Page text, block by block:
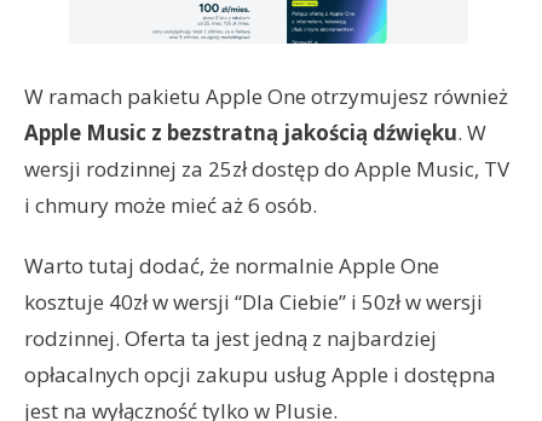
W ramach pakietu Apple One otrzymujesz również
Apple Music z bezstratną jakością dźwięku. W
wersji rodzinnej za 25zł dostęp do Apple Music, TV
i chmury może mieć aż 6 osób.
Warto tutaj dodać, że normalnie Apple One
kosztuje 40zł w wersji “Dla Ciebie” i 50zł w wersji
rodzinnej. Oferta ta jest jedną z najbardziej
opłacalnych opcji zakupu usług Apple i dostępna
jest na wyłączność tylko w Plusie.